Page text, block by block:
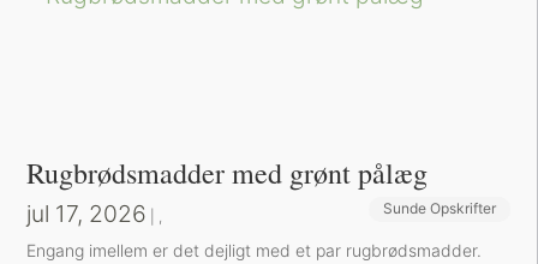
Rugbrødsmadder med grønt pålæg
jul 17, 2026 Sund Aftensmad
, Sunde Opskrifter
Engang imellem er det dejligt med et par rugbrødsmadder.